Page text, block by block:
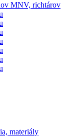
MNV, richtárov
materiály